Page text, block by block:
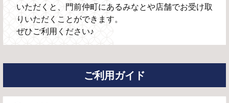
いただくと、門前仲町にあるみなとや店舗でお受け取
りいただくことができます。
ぜひご利用ください♪
ご利用ガイド